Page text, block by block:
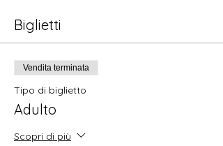
Biglietti
Vendita terminata
Tipo di biglietto
Adulto
Scopri di più